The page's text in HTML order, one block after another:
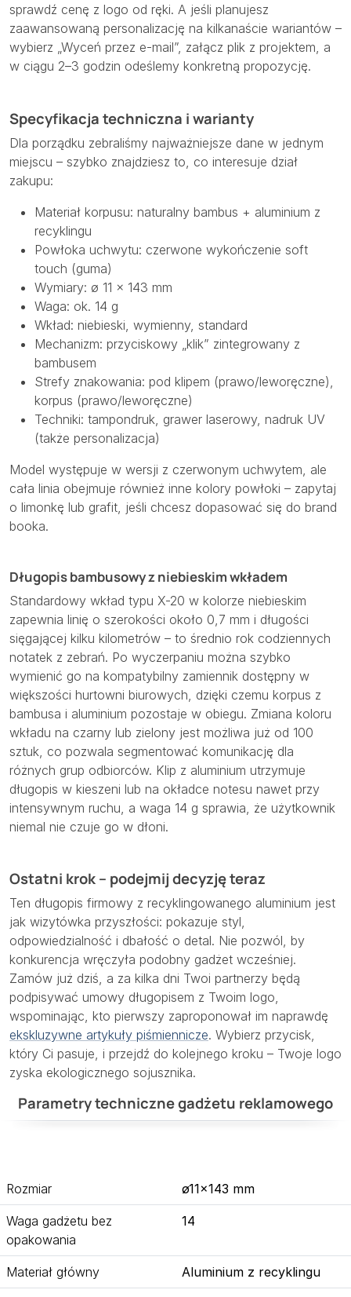
sprawdź cenę z logo od ręki. A jeśli planujesz
zaawansowaną personalizację na kilkanaście wariantów –
wybierz „Wyceń przez e-mail”, załącz plik z projektem, a
w ciągu 2–3 godzin odeślemy konkretną propozycję.
Specyfikacja techniczna i warianty
Dla porządku zebraliśmy najważniejsze dane w jednym
miejscu – szybko znajdziesz to, co interesuje dział
zakupu:
Materiał korpusu: naturalny bambus + aluminium z
recyklingu
Powłoka uchwytu: czerwone wykończenie soft
touch (guma)
Wymiary: ø 11 × 143 mm
Waga: ok. 14 g
Wkład: niebieski, wymienny, standard
Mechanizm: przyciskowy „klik” zintegrowany z
bambusem
Strefy znakowania: pod klipem (prawo/leworęczne),
korpus (prawo/leworęczne)
Techniki: tampondruk, grawer laserowy, nadruk UV
(także personalizacja)
Model występuje w wersji z czerwonym uchwytem, ale
cała linia obejmuje również inne kolory powłoki – zapytaj
o limonkę lub grafit, jeśli chcesz dopasować się do brand
booka.
Długopis bambusowy z niebieskim wkładem
Standardowy wkład typu X-20 w kolorze niebieskim
zapewnia linię o szerokości około 0,7 mm i długości
sięgającej kilku kilometrów – to średnio rok codziennych
notatek z zebrań. Po wyczerpaniu można szybko
wymienić go na kompatybilny zamiennik dostępny w
większości hurtowni biurowych, dzięki czemu korpus z
bambusa i aluminium pozostaje w obiegu. Zmiana koloru
wkładu na czarny lub zielony jest możliwa już od 100
sztuk, co pozwala segmentować komunikację dla
różnych grup odbiorców. Klip z aluminium utrzymuje
długopis w kieszeni lub na okładce notesu nawet przy
intensywnym ruchu, a waga 14 g sprawia, że użytkownik
niemal nie czuje go w dłoni.
Ostatni krok – podejmij decyzję teraz
Ten długopis firmowy z recyklingowanego aluminium jest
jak wizytówka przyszłości: pokazuje styl,
odpowiedzialność i dbałość o detal. Nie pozwól, by
konkurencja wręczyła podobny gadżet wcześniej.
Zamów już dziś, a za kilka dni Twoi partnerzy będą
podpisywać umowy długopisem z Twoim logo,
wspominając, kto pierwszy zaproponował im naprawdę
ekskluzywne artykuły piśmiennicze. Wybierz przycisk,
który Ci pasuje, i przejdź do kolejnego kroku – Twoje logo
zyska ekologicznego sojusznika.
Parametry techniczne gadżetu reklamowego
Rozmiar ø11×143 mm
Waga gadżetu bez
opakowania
14
Materiał główny Aluminium z recyklingu